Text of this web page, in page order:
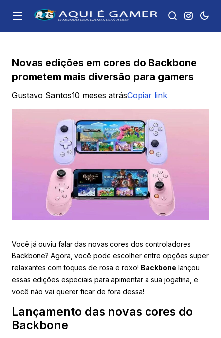
Novas edições em cores do Backbone
prometem mais diversão para gamers
Gustavo Santos10 meses atrásCopiar link
Você já ouviu falar das novas cores dos controladores
Backbone? Agora, você pode escolher entre opções super
relaxantes com toques de rosa e roxo! Backbone lançou
essas edições especiais para apimentar a sua jogatina, e
você não vai querer ficar de fora dessa!
Lançamento das novas cores do
Backbone